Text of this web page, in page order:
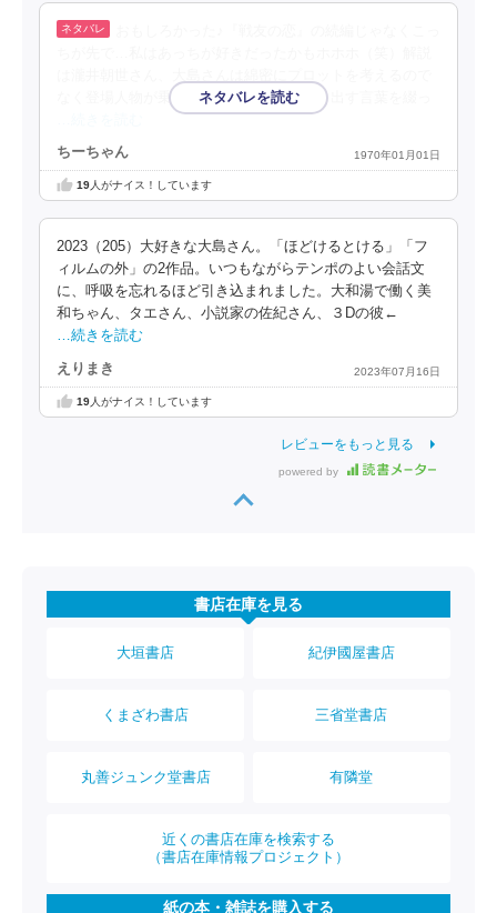
なく登場人物が乗り移ったかのように語り出す言葉を綴っ
ちーちゃん 1970年01月01日
19人がナイス！しています
2023（205）大好きな大島さん。「ほどけるとける」「フ
ィルムの外」の2作品。いつもながらテンポのよい会話文
に、呼吸を忘れるほど引き込まれました。大和湯で働く美
和ちゃん、タエさん、小説家の佐紀さん、３Dの彼←
…続きを読む
えりまき 2023年07月16日
19人がナイス！しています
レビューをもっと見る
powered by
書店在庫を見る
大垣書店 紀伊國屋書店
くまざわ書店 三省堂書店
丸善ジュンク堂書店 有隣堂
近くの書店在庫を検索する
（書店在庫情報プロジェクト）
紙の本・雑誌を購入する